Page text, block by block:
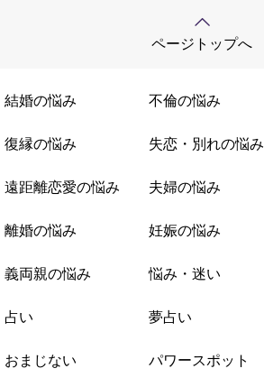
ページトップへ
結婚の悩み 不倫の悩み
復縁の悩み 失恋・別れの悩み
遠距離恋愛の悩み 夫婦の悩み
離婚の悩み 妊娠の悩み
義両親の悩み 悩み・迷い
占い 夢占い
おまじない パワースポット